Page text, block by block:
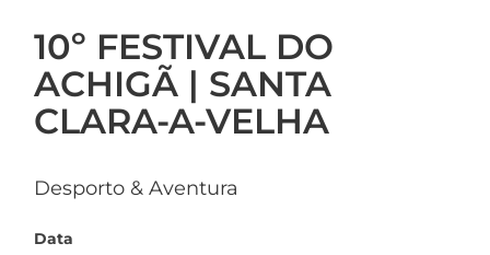
10º FESTIVAL DO
ACHIGÃ | SANTA
CLARA-A-VELHA
Desporto & Aventura
Data